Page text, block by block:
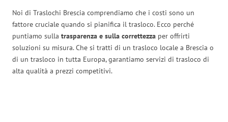
Noi di Traslochi Brescia comprendiamo che i costi sono un
fattore cruciale quando si pianifica il trasloco. Ecco perché
puntiamo sulla trasparenza e sulla correttezza per offrirti
soluzioni su misura. Che si tratti di un trasloco locale a Brescia o
di un trasloco in tutta Europa, garantiamo servizi di trasloco di
alta qualità a prezzi competitivi.